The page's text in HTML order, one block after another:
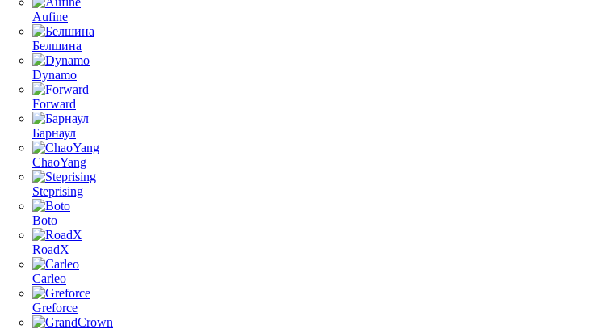
Aufine
Белшина
Dynamo
Forward
Барнаул
ChaoYang
Steprising
Boto
RoadX
Carleo
Greforce